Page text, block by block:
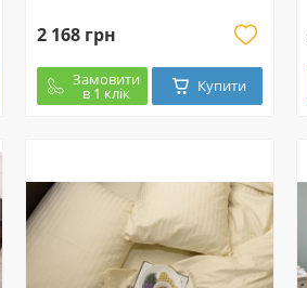
2 168 грн
Замовити
в 1 клік Купити